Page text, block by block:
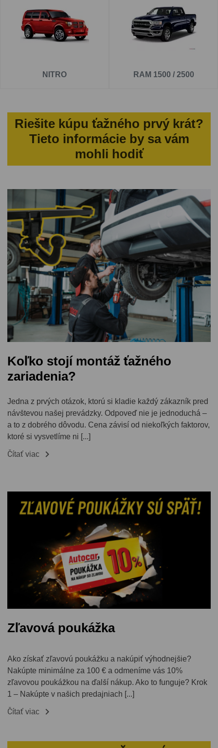
NITRO RAM 1500 / 2500
Riešite kúpu ťažného prvý krát?
Tieto informácie by sa vám
mohli hodiť
Koľko stojí montáž ťažného
zariadenia?
Jedna z prvých otázok, ktorú si kladie každý zákazník pred
návštevou našej prevádzky. Odpoveď nie je jednoduchá –
a to z dobrého dôvodu. Cena závisí od niekoľkých faktorov,
ktoré si vysvetlíme ni [...]
Čítať viac 
Zľavová poukážka
Ako získať zľavovú poukážku a nakúpiť výhodnejšie?
Nakúpte minimálne za 100 € a odmeníme vás 10%
zľavovou poukážkou na ďalší nákup. Ako to funguje? Krok
1 – Nakúpte v našich predajniach [...]
Čítať viac 